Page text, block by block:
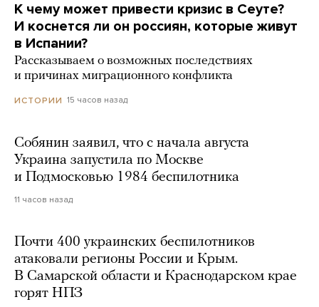
К чему может привести кризис в Сеуте?
И коснется ли он россиян, которые живут
в Испании?
Рассказываем о возможных последствиях
и причинах миграционного конфликта
ИСТОРИИ 15 часов назад
Собянин заявил, что с начала августа
Украина запустила по Москве
и Подмосковью 1984 беспилотника
11 часов назад
Почти 400 украинских беспилотников
атаковали регионы России и Крым.
В Самарской области и Краснодарском крае
горят НПЗ